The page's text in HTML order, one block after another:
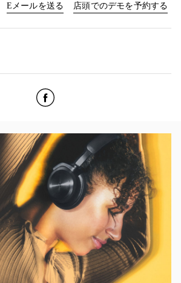
Link Opens in New Tab
Eメールを送る 店頭でのデモを予約する
Click to open Facebook
Link Opens in New Tab